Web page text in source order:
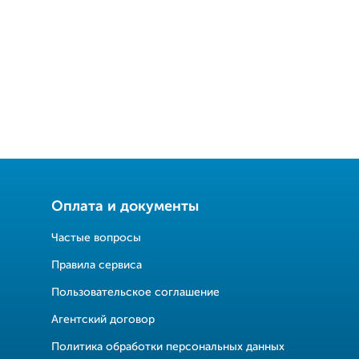
Оплата и документы
Частые вопросы
Правила сервиса
Пользовательское соглашение
Агентский договор
Политика обработки персональных данных